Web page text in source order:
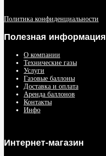
Политика конфиденциальности
Полезная информация
О компании
Технические газы
Услуги
Газовые баллоны
Доставка и оплата
Аренда баллонов
Контакты
Инфо
Интернет-магазин